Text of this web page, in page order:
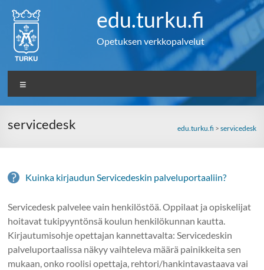
content
edu.turku.fi
Opetuksen verkkopalvelut
servicedesk edu.turku.fi > servicedesk
Kuinka kirjaudun Servicedeskin palveluportaaliin?
Servicedesk palvelee vain henkilöstöä. Oppilaat ja opiskelijat
hoitavat tukipyyntönsä koulun henkilökunnan kautta.
Kirjautumisohje opettajan kannettavalta: Servicedeskin
palveluportaalissa näkyy vaihteleva määrä painikkeita sen
mukaan, onko roolisi opettaja, rehtori/hankintavastaava vai